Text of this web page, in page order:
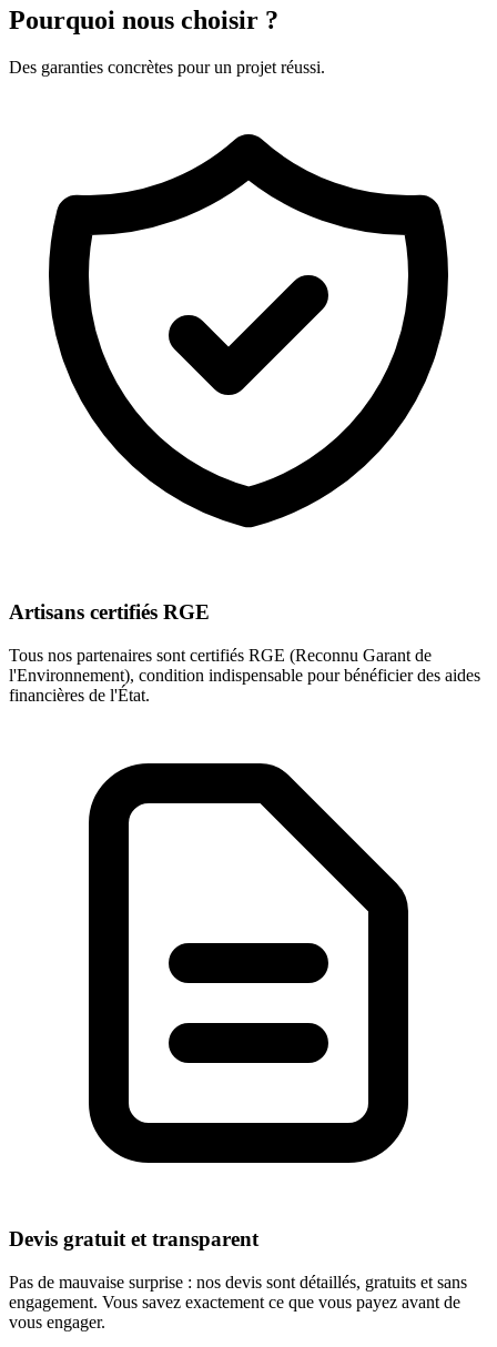
Pourquoi nous choisir ?
Des garanties concrètes pour un projet réussi.
Artisans certifiés RGE
Tous nos partenaires sont certifiés RGE (Reconnu Garant de
l'Environnement), condition indispensable pour bénéficier des aides
financières de l'État.
Devis gratuit et transparent
Pas de mauvaise surprise : nos devis sont détaillés, gratuits et sans
engagement. Vous savez exactement ce que vous payez avant de
vous engager.